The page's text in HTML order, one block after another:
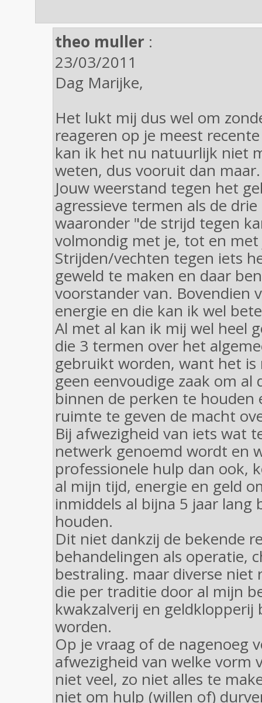
theo muller :
23/03/2011
Dag Marijke,
Het lukt mij dus wel om
reageren op je meest
kan ik het nu natuurlijk niet
weten, dus vooruit dan maar.
Jouw weerstand tegen het
agressieve termen als de
waaronder "de strijd tegen
volmondig met je, tot en
Strijden/vechten tegen iets
geweld te maken en daar
voorstander van. Bovendien
energie en die kan ik wel
Al met al kan ik mij wel heel
die 3 termen over het
gebruikt worden, want het is
geen eenvoudige zaak om al
binnen de perken te houden
ruimte te geven de macht
Bij afwezigheid van iets wat
netwerk genoemd wordt en
professionele hulp dan ook,
al mijn tijd, energie en geld
inmiddels al bijna 5 jaar lang
houden.
Dit niet dankzij de bekende
behandelingen als operatie,
bestraling. maar diverse niet
die per traditie door al mijn
kwakzalverij en geldklopperij
worden.
Op je vraag of de nagenoeg
afwezigheid van welke vorm
niet veel, zo niet alles te
niet om hulp (willen of)